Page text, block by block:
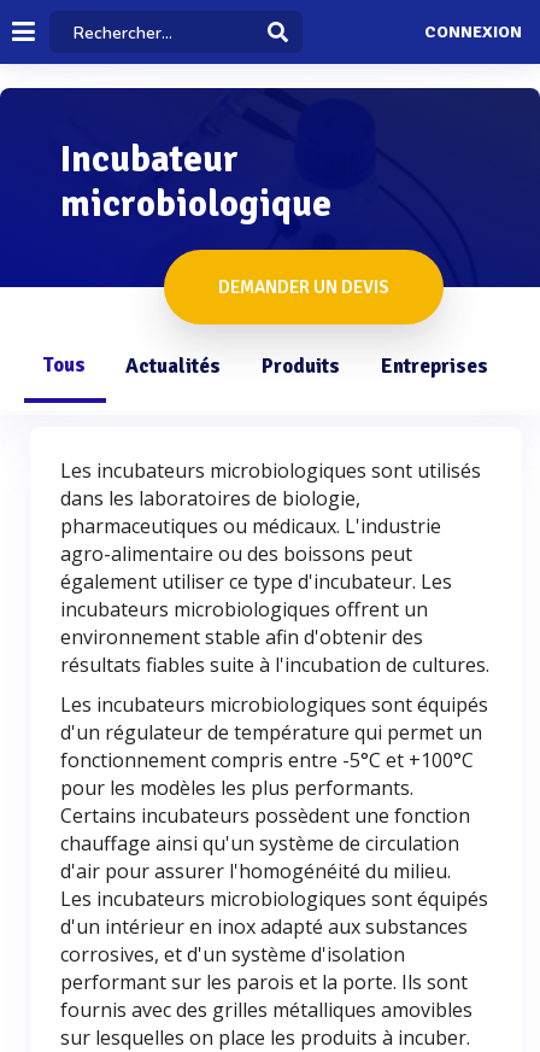
CONNEXION
Incubateur
microbiologique
DEMANDER UN DEVIS
Tous Actualités Produits Entreprises
Les incubateurs microbiologiques sont utilisés
dans les laboratoires de biologie,
pharmaceutiques ou médicaux. L'industrie
agro-alimentaire ou des boissons peut
également utiliser ce type d'incubateur. Les
incubateurs microbiologiques offrent un
environnement stable afin d'obtenir des
résultats fiables suite à l'incubation de cultures.
Les incubateurs microbiologiques sont équipés
d'un régulateur de température qui permet un
fonctionnement compris entre -5°C et +100°C
pour les modèles les plus performants.
Certains incubateurs possèdent une fonction
chauffage ainsi qu'un système de circulation
d'air pour assurer l'homogénéité du milieu.
Les incubateurs microbiologiques sont équipés
d'un intérieur en inox adapté aux substances
corrosives, et d'un système d'isolation
performant sur les parois et la porte. Ils sont
fournis avec des grilles métalliques amovibles
sur lesquelles on place les produits à incuber.